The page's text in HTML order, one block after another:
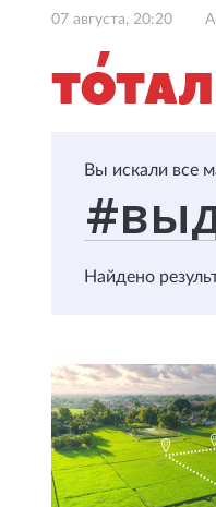
07 августа, 20:20
Вы искали все
Найдено